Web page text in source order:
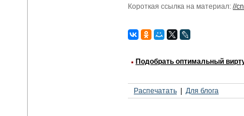
Короткая ссылка на материал: //
Подобрать оптимальный
Распечатать Для блога